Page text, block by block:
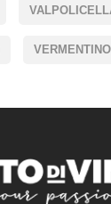
VERMENTINO